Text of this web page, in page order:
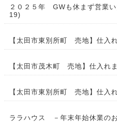
２０２５年 GWも休まず営業
19)
【太田市東別所町 売地】仕入
【太田市茂木町 売地】仕入れ
【太田市東別所町 売地】仕入
ララハウス －年末年始休業の